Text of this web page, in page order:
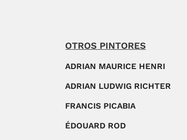
OTROS PINTORES
ADRIAN MAURICE HENRI
ADRIAN LUDWIG RICHTER
FRANCIS PICABIA
ÉDOUARD ROD